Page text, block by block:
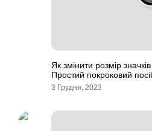
Як змінити розмір
Простий покроковий
3 Грудня, 2023